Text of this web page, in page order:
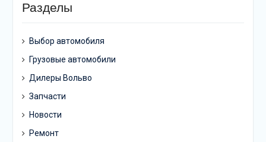
Разделы
Выбор автомобиля
Грузовые автомобили
Дилеры Вольво
Запчасти
Новости
Ремонт